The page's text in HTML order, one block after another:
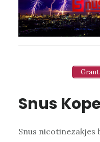
Grant
Snus
Snus nicotinezakjes